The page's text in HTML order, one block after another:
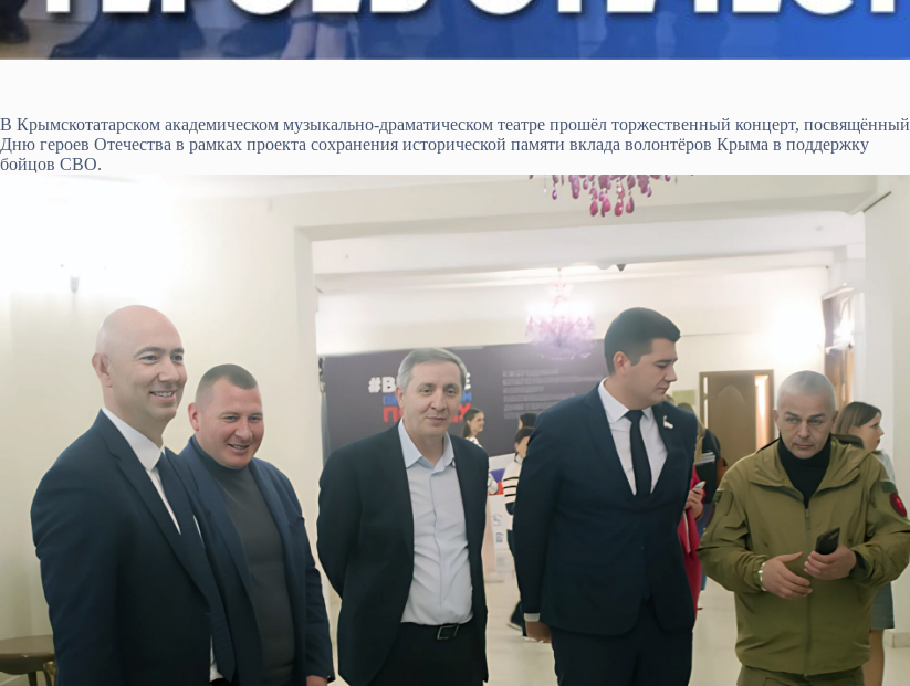
В Крымскотатарском академическом музыкально-драматическом театре прошёл торжественный концерт, посвящённый
Дню героев Отечества в рамках проекта сохранения исторической памяти вклада волонтёров Крыма в поддержку
бойцов СВО.